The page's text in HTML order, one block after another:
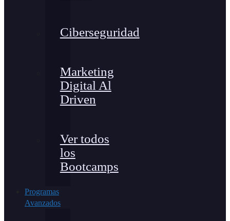
Ciberseguridad
Marketing
Digital Al
Driven
Ver todos
los
Bootcamps
Programas
Avanzados